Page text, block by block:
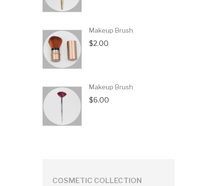
COSMETIC COLLECTION
Makeup Brush
$2.00
Makeup Brush
$6.00